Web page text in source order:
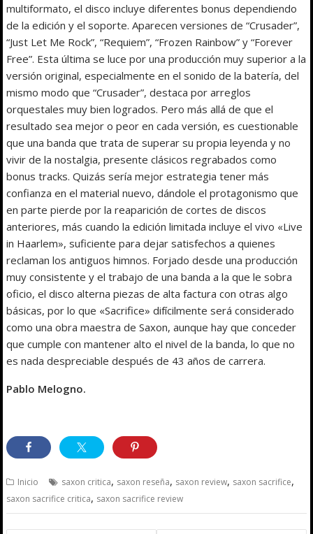
multiformato, el disco incluye diferentes bonus dependiendo
de la edición y el soporte. Aparecen versiones de “Crusader”,
“Just Let Me Rock”, “Requiem”, “Frozen Rainbow” y “Forever
Free”. Esta última se luce por una producción muy superior a la
versión original, especialmente en el sonido de la batería, del
mismo modo que “Crusader”, destaca por arreglos
orquestales muy bien logrados. Pero más allá de que el
resultado sea mejor o peor en cada versión, es cuestionable
que una banda que trata de superar su propia leyenda y no
vivir de la nostalgia, presente clásicos regrabados como
bonus tracks. Quizás sería mejor estrategia tener más
confianza en el material nuevo, dándole el protagonismo que
en parte pierde por la reaparición de cortes de discos
anteriores, más cuando la edición limitada incluye el vivo «Live
in Haarlem», suficiente para dejar satisfechos a quienes
reclaman los antiguos himnos. Forjado desde una producción
muy consistente y el trabajo de una banda a la que le sobra
oficio, el disco alterna piezas de alta factura con otras algo
básicas, por lo que «Sacrifice» difícilmente será considerado
como una obra maestra de Saxon, aunque hay que conceder
que cumple con mantener alto el nivel de la banda, lo que no
es nada despreciable después de 43 años de carrera.
Pablo Melogno.
Inicio saxon critica, saxon reseña, saxon review, saxon sacrifice,
saxon sacrifice critica, saxon sacrifice review